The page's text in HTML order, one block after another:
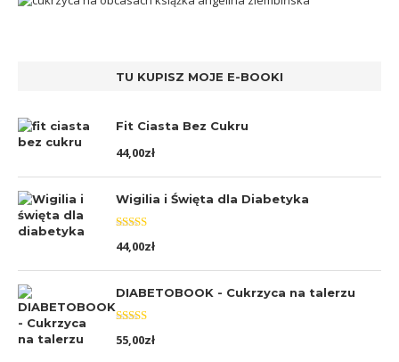
TU KUPISZ MOJE E-BOOKI
Fit Ciasta Bez Cukru
44,00zł
Wigilia i Święta dla Diabetyka
Oceniono
5.00na 5
44,00zł
DIABETOBOOK - Cukrzyca na talerzu
Oceniono
5.00na 5
55,00zł